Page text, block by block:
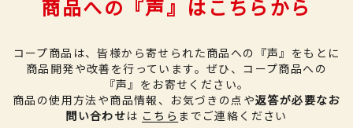
商品への『声』はこちらから
コープ商品は、皆様から寄せられた商品への『声』をもとに
商品開発や改善を行っています。 ぜひ、コープ商品への
『声』をお寄せください。
商品の使用方法や商品情報、お気づきの点や返答が必要なお
問い合わせは こちら までご連絡ください